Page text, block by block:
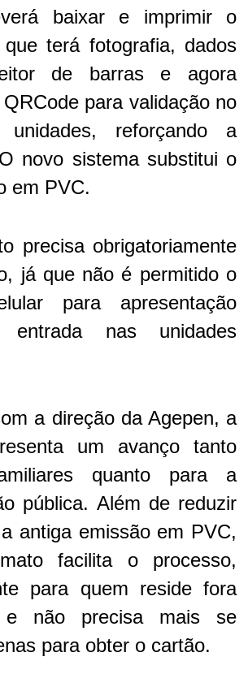
baixar e imprimir o
que terá fotografia, dados
de barras e agora
para validação no
reforçando a
novo sistema substitui o
em PVC.
precisa obrigatoriamente
já que não é permitido o
para apresentação
nas unidades
a direção da Agepen, a
um avanço tanto
quanto para a
pública. Além de reduzir
antiga emissão em PVC,
facilita o processo,
para quem reside fora
e não precisa mais se
para obter o cartão.